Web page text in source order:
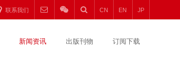
联系我们 CN EN JP
新闻资讯 出版刊物 订阅下载